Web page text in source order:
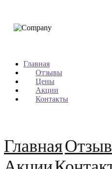
Главная
Отзывы
Цены
Акции
Контакты
Главная